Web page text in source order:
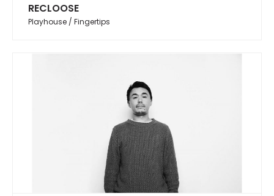
RECLOOSE
Playhouse / Fingertips